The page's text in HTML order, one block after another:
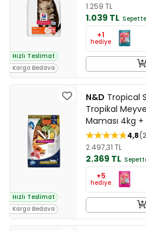
Hızlı Teslimat
Kargo Bedava
1.259 TL
1.039 TL Sepette
+1
hediye
Hızlı Teslimat
Kargo Bedava
N&D Tropical
Tropikal
Maması 4kg +
4,8
2.497,31 TL
2.369 TL
+5
hediye